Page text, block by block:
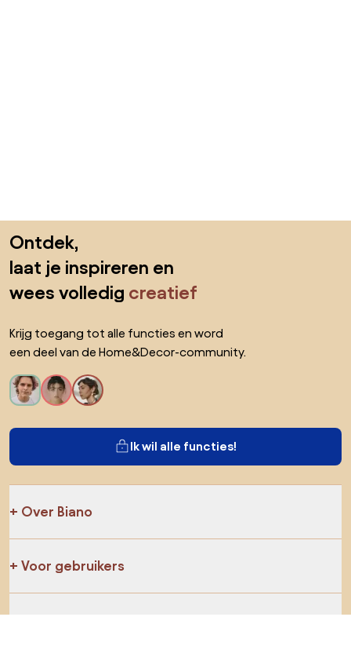
Ontdek,
laat je inspireren en
wees volledig creatief
Krijg toegang tot alle functies en word
een deel van de Home&Decor-community.
Ik wil alle functies!
Over Biano
Voor gebruikers